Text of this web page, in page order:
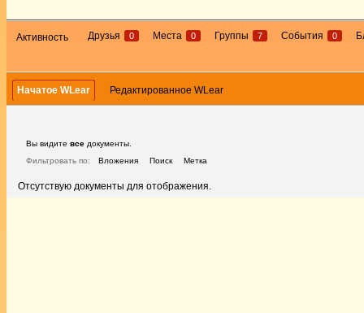
Активность Друзья 0 Места 0 Группы 7 События 0
Начатое WLear Редактированное WLear
Вы видите все документы.
Фильтровать по:
Вложения Поиск Метка
Отсутствую документы для отображения.